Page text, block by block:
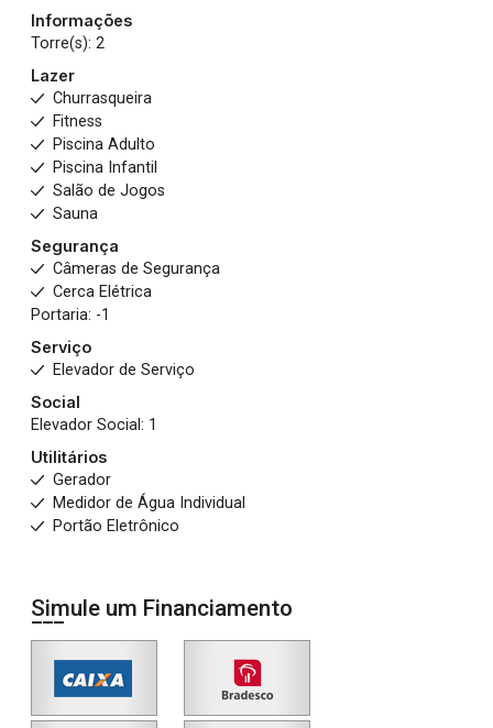
Informações
Torre(s): 2
Lazer
Churrasqueira
Fitness
Piscina Adulto
Piscina Infantil
Salão de Jogos
Sauna
Segurança
Câmeras de Segurança
Cerca Elétrica
Portaria: -1
Serviço
Elevador de Serviço
Social
Elevador Social: 1
Utilitários
Gerador
Medidor de Água Individual
Portão Eletrônico
Simule um Financiamento